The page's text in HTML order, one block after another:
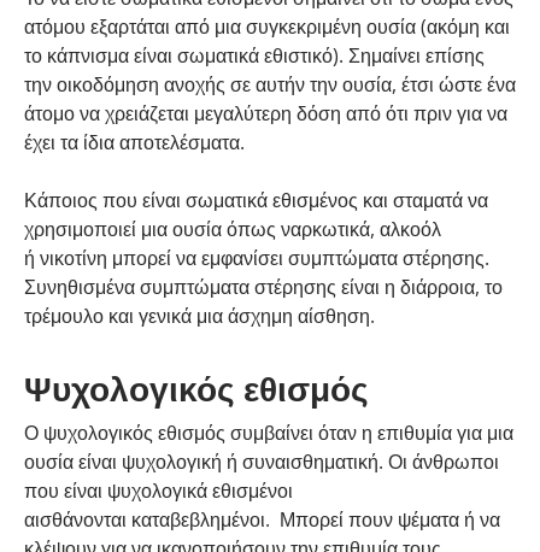
ατόμου εξαρτάται από μια συγκεκριμένη ουσία (ακόμη και
το κάπνισμα είναι σωματικά εθιστικό). Σημαίνει επίσης
την οικοδόμηση ανοχής σε αυτήν την ουσία, έτσι ώστε ένα
άτομο να χρειάζεται μεγαλύτερη δόση από ότι πριν για να
έχει τα ίδια αποτελέσματα.
Κάποιος που είναι σωματικά εθισμένος και σταματά να
χρησιμοποιεί μια ουσία όπως ναρκωτικά, αλκοόλ
ή νικοτίνη μπορεί να εμφανίσει συμπτώματα στέρησης.
Συνηθισμένα συμπτώματα στέρησης είναι η διάρροια, το
τρέμουλο και γενικά μια άσχημη αίσθηση.
Ψυχολογικός εθισμός
Ο ψυχολογικός εθισμός συμβαίνει όταν η επιθυμία για μια
ουσία είναι ψυχολογική ή συναισθηματική. Οι άνθρωποι
που είναι ψυχολογικά εθισμένοι
αισθάνονται καταβεβλημένοι. Μπορεί πουν ψέματα ή να